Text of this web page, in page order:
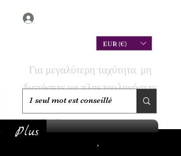
EUR (€)
Plus
Για μεγαλύτερη ταχύτητα, μη
διστάσετε να πληκτρολογήσετε
την αναζήτησή σας για να
ελέγξετε αν το έχουμε σε